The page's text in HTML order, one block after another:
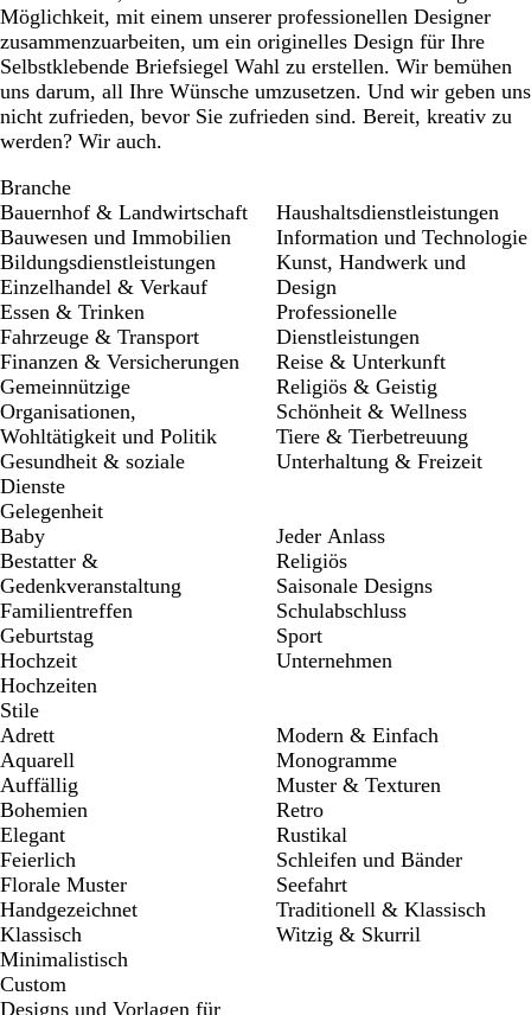
Möglichkeit, mit einem unserer professionellen Designer
zusammenzuarbeiten, um ein originelles Design für Ihre
Selbstklebende Briefsiegel Wahl zu erstellen. Wir bemühen
uns darum, all Ihre Wünsche umzusetzen. Und wir geben uns
nicht zufrieden, bevor Sie zufrieden sind. Bereit, kreativ zu
werden? Wir auch.
Branche
Bauernhof & Landwirtschaft
Bauwesen und Immobilien
Bildungsdienstleistungen
Einzelhandel & Verkauf
Essen & Trinken
Fahrzeuge & Transport
Finanzen & Versicherungen
Gemeinnützige
Organisationen,
Wohltätigkeit und Politik
Gesundheit & soziale
Dienste
Haushaltsdienstleistungen
Information und Technologie
Kunst, Handwerk und
Design
Professionelle
Dienstleistungen
Reise & Unterkunft
Religiös & Geistig
Schönheit & Wellness
Tiere & Tierbetreuung
Unterhaltung & Freizeit
Gelegenheit
Baby
Bestatter &
Gedenkveranstaltung
Familientreffen
Geburtstag
Hochzeit
Hochzeiten
Jeder Anlass
Religiös
Saisonale Designs
Schulabschluss
Sport
Unternehmen
Stile
Adrett
Aquarell
Auffällig
Bohemien
Elegant
Feierlich
Florale Muster
Handgezeichnet
Klassisch
Minimalistisch
Modern & Einfach
Monogramme
Muster & Texturen
Retro
Rustikal
Schleifen und Bänder
Seefahrt
Traditionell & Klassisch
Witzig & Skurril
Custom
Designs und Vorlagen für